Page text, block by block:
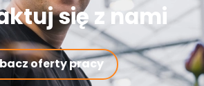
się z nami
oferty pracy